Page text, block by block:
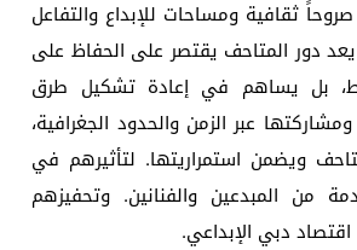
ثقافية ومساحات للإبداع والتفاعل
دور المتاحف يقتصر على الحفاظ على
فقط، بل يساهم في إعادة تشكيل طرق
عبر الزمن والحدود الجغرافية،
ويضمن استمراريتها. لتأثيرهم في
من المبدعين والفنانين. وتحفيزهم
دبي الإبداعي.